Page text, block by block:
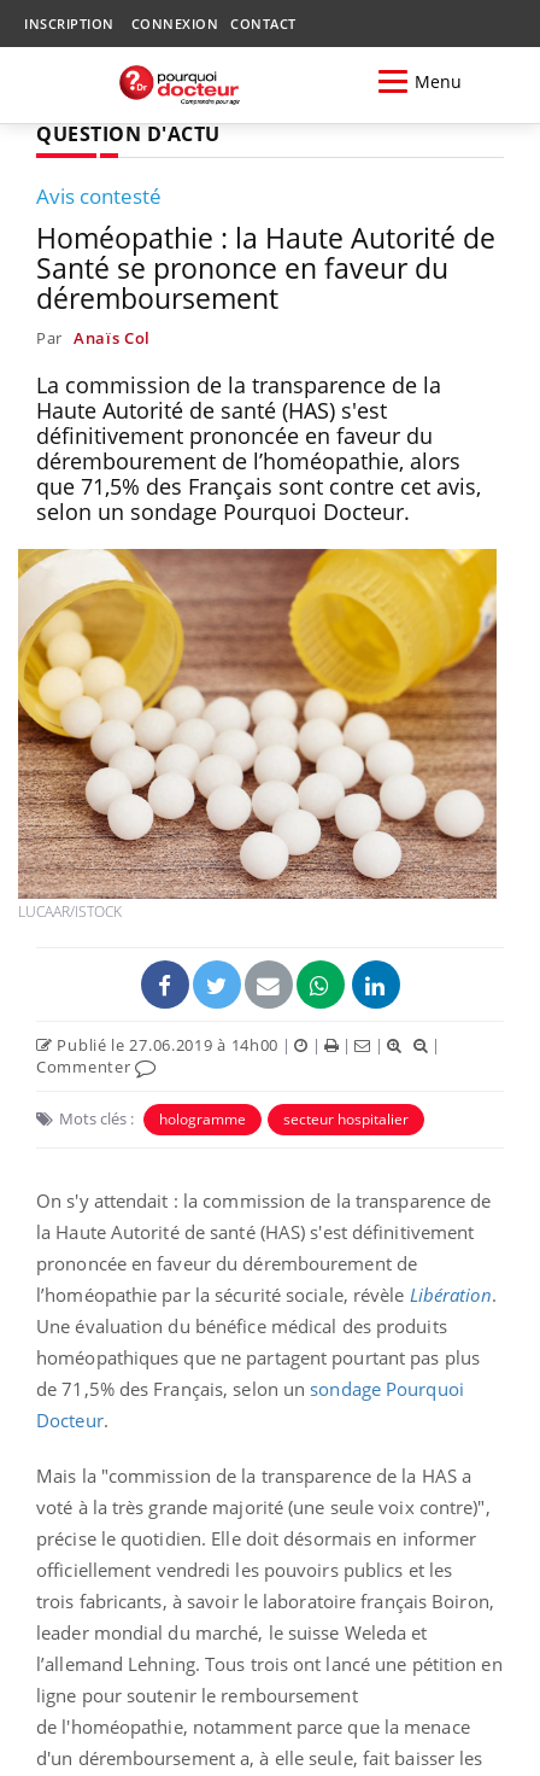
INSCRIPTION CONNEXION CONTACT
Menu
QUESTION D'ACTU
Avis contesté
Homéopathie : la Haute Autorité de
Santé se prononce en faveur du
déremboursement
Par Anaïs Col
La commission de la transparence de la
Haute Autorité de santé (HAS) s'est
définitivement prononcée en faveur du
dérembourement de l’homéopathie, alors
que 71,5% des Français sont contre cet avis,
selon un sondage Pourquoi Docteur.
LUCAAR/ISTOCK
Publié le 27.06.2019 à 14h00 | | | |
|
Commenter
Mots clés : hologramme secteur hospitalier
On s'y attendait : la commission de la transparence de
la Haute Autorité de santé (HAS) s'est définitivement
prononcée en faveur du dérembourement de
l’homéopathie par la sécurité sociale, révèle Libération.
Une évaluation du bénéfice médical des produits
homéopathiques que ne partagent pourtant pas plus
de 71,5% des Français, selon unsondage Pourquoi
Docteur.
Mais la "commission de la transparence de la HAS a
voté à la très grande majorité (une seule voix contre)",
précise le quotidien. Elle doit désormais en informer
officiellement vendredi les pouvoirs publics et les
trois fabricants, à savoir le laboratoire français Boiron,
leader mondial du marché, le suisse Weleda et
l’allemand Lehning. Tous trois ont lancé une pétition en
ligne pour soutenir le remboursement
de l'homéopathie, notamment parce que la menace
d'un déremboursement a, à elle seule, fait baisser les